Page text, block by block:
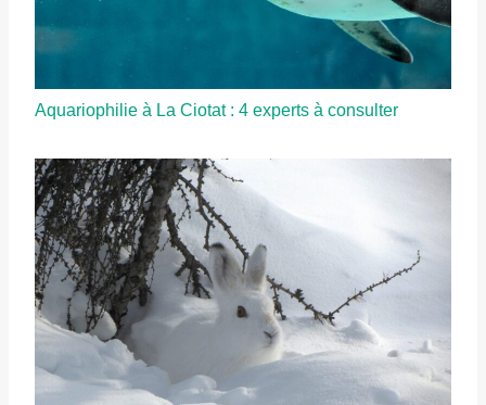
Aquariophilie à La Ciotat : 4 experts à consulter